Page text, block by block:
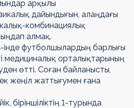
арқылы
дайындығын, алаңдағы
комбинациялық
алмақ.
інде футболшылардың барлығы
медициналық орталықтарының
өтті. Соған байланысты,
жеңіл жаттығумен ғана
біріншіліктің 1-турында